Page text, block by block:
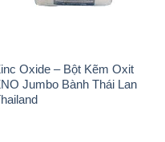
Oxide – Bột Kẽm Oxit
Jumbo Bành Thái Lan